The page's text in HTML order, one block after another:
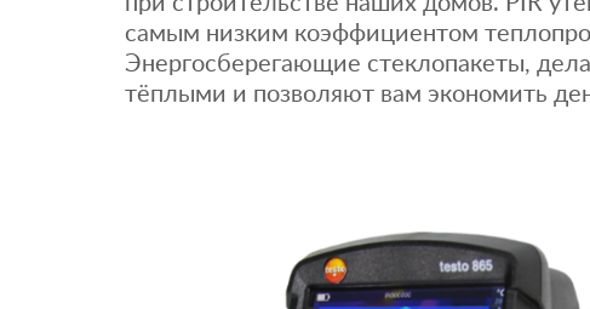
самым низким коэффициентом
Энергосберегающие стеклопакеты,
тёплыми и позволяют вам экономить